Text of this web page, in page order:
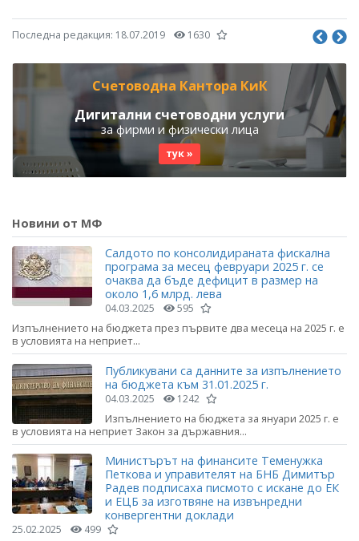
Последна редакция: 18.07.2019 1630
Счетоводна Кантора КиК
Дигитални счетоводни услуги
за фирми и физически лица
тук »
Новини от МФ
Салдото по консолидираната фискална
програма за месец февруари 2025 г. се
очаква да бъде дефицит в размер на
около 1,6 млрд. лева
04.03.2025 595
Изпълнението на бюджета през първите два месеца на 2025 г. е
в условията на неприет...
Публикувани са данните за изпълнението
на бюджета към 31.01.2025 г.
04.03.2025 1242
Изпълнението на бюджета за януари 2025 г. е
в условията на неприет Закон за държавния...
Министърът на финансите Теменужка
Петкова и управителят на БНБ Димитър
Радев подписаха писмото с искане до ЕК
и ЕЦБ за изготвяне на извънредни
конвергентни доклади
25.02.2025 499